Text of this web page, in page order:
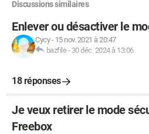
Discussions similaires
Enlever ou désactiver le
Cycy- 15 nov. 2021 à 20:47
bazfile- 30 déc. 2024 à 13:06
18 réponses
Je veux retirer le mode
Freebox